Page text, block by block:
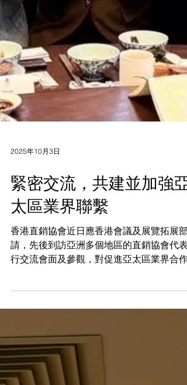
2025年10月3日
緊密交流，共建並加強亞
香港直銷協會近日應香港會議及展覽拓展部
行交流會面及參觀，對促進亞太區業界合作
發展發揮積極作用。到訪日期及地區協會：
月28日 與 台灣直銷協會 5月19日至22日 與
韓國直銷協會 7月7日 與 印尼直銷協會 在各